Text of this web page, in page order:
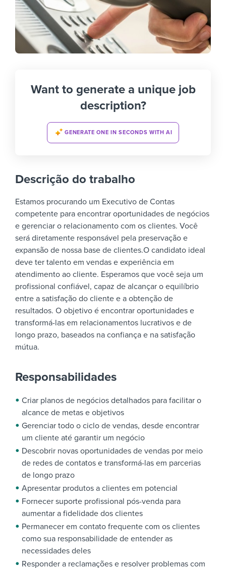
Want to generate a unique job
description?
GENERATE ONE IN SECONDS WITH AI
Descrição do trabalho
Estamos procurando um Executivo de Contas
competente para encontrar oportunidades de negócios
e gerenciar o relacionamento com os clientes. Você
será diretamente responsável pela preservação e
expansão de nossa base de clientes.O candidato ideal
deve ter talento em vendas e experiência em
atendimento ao cliente. Esperamos que você seja um
profissional confiável, capaz de alcançar o equilíbrio
entre a satisfação do cliente e a obtenção de
resultados. O objetivo é encontrar oportunidades e
transformá-las em relacionamentos lucrativos e de
longo prazo, baseados na confiança e na satisfação
mútua.
Responsabilidades
Criar planos de negócios detalhados para facilitar o
alcance de metas e objetivos
Gerenciar todo o ciclo de vendas, desde encontrar
um cliente até garantir um negócio
Descobrir novas oportunidades de vendas por meio
de redes de contatos e transformá-las em parcerias
de longo prazo
Apresentar produtos a clientes em potencial
Fornecer suporte profissional pós-venda para
aumentar a fidelidade dos clientes
Permanecer em contato frequente com os clientes
como sua responsabilidade de entender as
necessidades deles
Responder a reclamações e resolver problemas com